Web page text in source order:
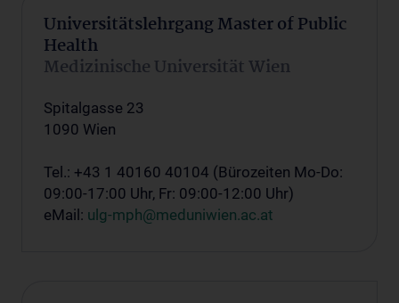
Universitätslehrgang Master of Public
Health
Medizinische Universität Wien
Spitalgasse 23
1090 Wien
Tel.: +43 1 40160 40104 (Bürozeiten Mo-Do:
09:00-17:00 Uhr, Fr: 09:00-12:00 Uhr)
eMail: ulg-mph@meduniwien.ac.at